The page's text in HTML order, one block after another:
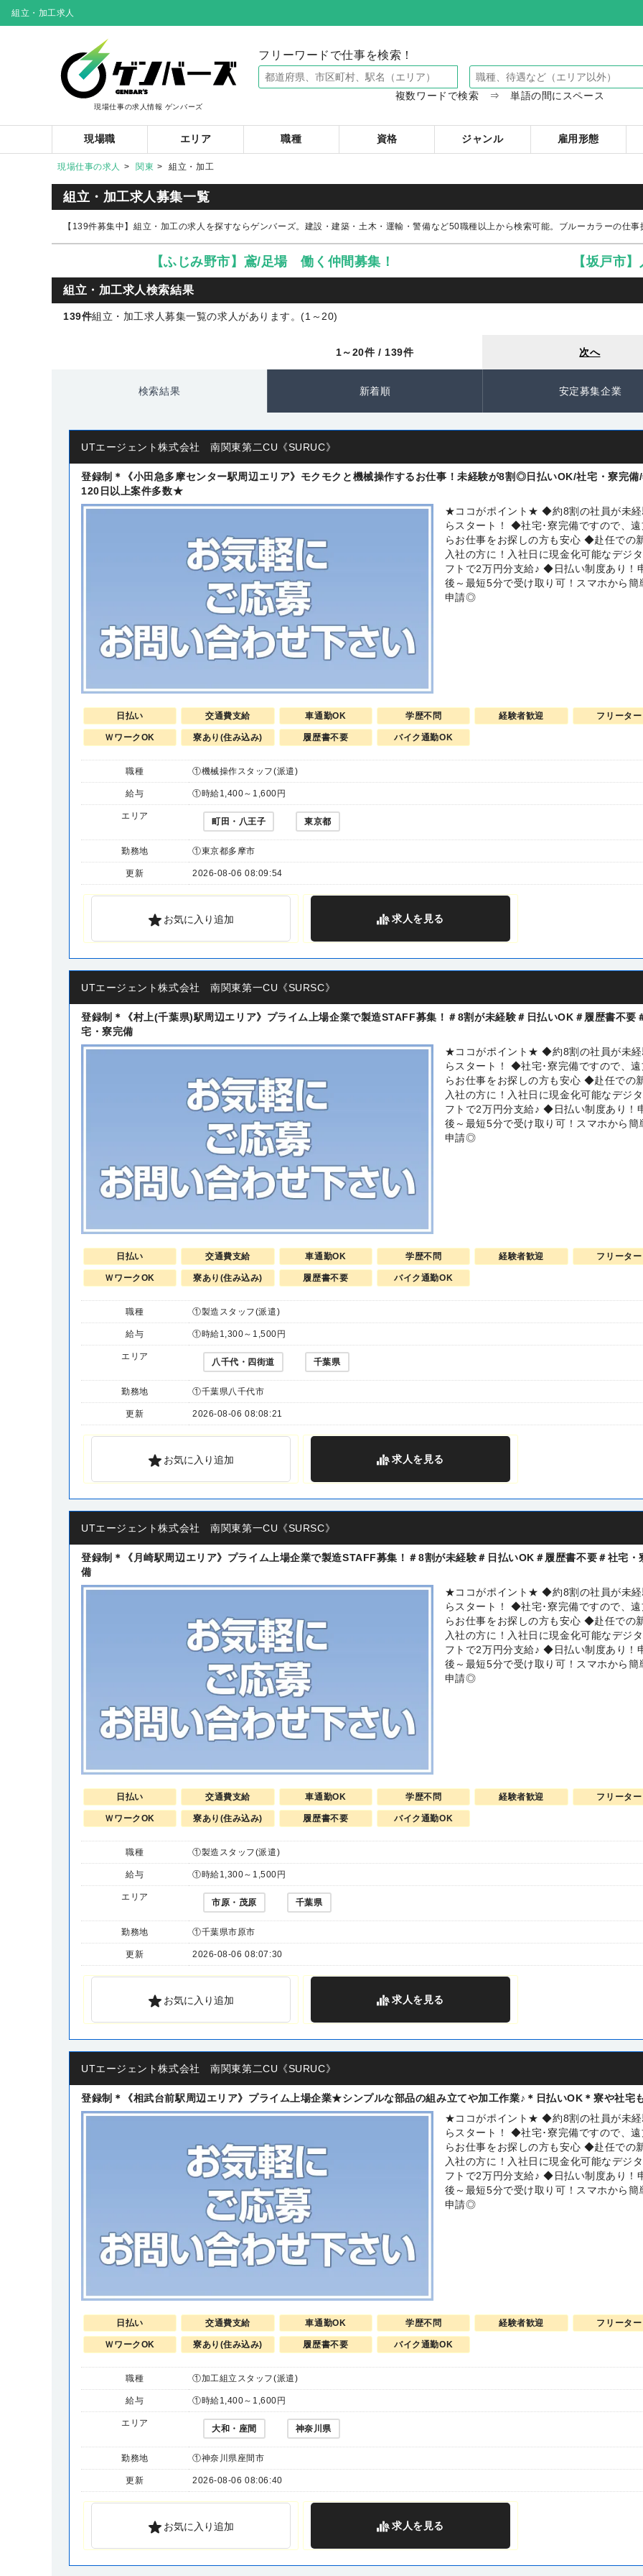
組立・加工求人
現場仕事の求人情報 ゲンバーズ
フリーワードで仕事を検索！
複数ワードで検索 ⇒ 単語の間にスペース
現場職 エリア 職種 資格 ジャンル 雇用形態
現場仕事の求人 関東 組立・加工
組立・加工求人募集一覧
【139件募集中】組立・加工の求人を探すならゲンバーズ。建設・建築・土木・運輸・警備など50職種以上から検索可能。ブルーカラーの仕
【ふじみ野市】鳶/足場 働く仲間募集！ 【坂戸市
組立・加工求人検索結果
139件組立・加工求人募集一覧の求人があります。(1～20)
1～20件 / 139件 次へ
検索結果 新着順 安定募集企業
UTエージェント株式会社 南関東第二CU《SURUC》
登録制＊《小田急多摩センター駅周辺エリア》モクモクと機械操作するお仕事！未経験が8割◎日払いOK/社宅・寮完備
120日以上案件多数★
★ココがポイント★ ◆約8割の社員が未経
らスタート！ ◆社宅･寮完備ですので、
らお仕事をお探しの方も安心 ◆赴任での
入社の方に！入社日に現金化可能なデジ
フトで2万円分支給♪ ◆日払い制度あり！
後～最短5分で受け取り可！スマホから簡
申請◎
日払い 交通費支給 車通勤OK 学歴不問 経験者歓迎 フリーター
ＷワークOK 寮あり(住み込み) 履歴書不要 バイク通勤OK
職種 ①機械操作スタッフ(派遣)
給与 ①時給1,400～1,600円
エリア
町田・八王子 東京都
勤務地 ①東京都多摩市
更新 2026-08-06 08:09:54
お気に入り追加 求人を見る
UTエージェント株式会社 南関東第一CU《SURSC》
登録制＊《村上(千葉県)駅周辺エリア》プライム上場企業で製造STAFF募集！＃8割が未経験＃日払いOK＃履歴書不要
宅・寮完備
★ココがポイント★ ◆約8割の社員が未経
らスタート！ ◆社宅･寮完備ですので、
らお仕事をお探しの方も安心 ◆赴任での
入社の方に！入社日に現金化可能なデジ
フトで2万円分支給♪ ◆日払い制度あり！
後～最短5分で受け取り可！スマホから簡
申請◎
日払い 交通費支給 車通勤OK 学歴不問 経験者歓迎 フリーター
ＷワークOK 寮あり(住み込み) 履歴書不要 バイク通勤OK
職種 ①製造スタッフ(派遣)
給与 ①時給1,300～1,500円
エリア
八千代・四街道 千葉県
勤務地 ①千葉県八千代市
更新 2026-08-06 08:08:21
お気に入り追加 求人を見る
UTエージェント株式会社 南関東第一CU《SURSC》
登録制＊《月崎駅周辺エリア》プライム上場企業で製造STAFF募集！＃8割が未経験＃日払いOK＃履歴書不要＃社宅・
備
★ココがポイント★ ◆約8割の社員が未経
らスタート！ ◆社宅･寮完備ですので、
らお仕事をお探しの方も安心 ◆赴任での
入社の方に！入社日に現金化可能なデジ
フトで2万円分支給♪ ◆日払い制度あり！
後～最短5分で受け取り可！スマホから簡
申請◎
日払い 交通費支給 車通勤OK 学歴不問 経験者歓迎 フリーター
ＷワークOK 寮あり(住み込み) 履歴書不要 バイク通勤OK
職種 ①製造スタッフ(派遣)
給与 ①時給1,300～1,500円
エリア
市原・茂原 千葉県
勤務地 ①千葉県市原市
更新 2026-08-06 08:07:30
お気に入り追加 求人を見る
UTエージェント株式会社 南関東第二CU《SURUC》
登録制＊《相武台前駅周辺エリア》プライム上場企業★シンプルな部品の組み立てや加工作業♪＊日払いOK＊寮や社宅
★ココがポイント★ ◆約8割の社員が未経
らスタート！ ◆社宅･寮完備ですので、
らお仕事をお探しの方も安心 ◆赴任での
入社の方に！入社日に現金化可能なデジ
フトで2万円分支給♪ ◆日払い制度あり！
後～最短5分で受け取り可！スマホから簡
申請◎
日払い 交通費支給 車通勤OK 学歴不問 経験者歓迎 フリーター
ＷワークOK 寮あり(住み込み) 履歴書不要 バイク通勤OK
職種 ①加工組立スタッフ(派遣)
給与 ①時給1,400～1,600円
エリア
大和・座間 神奈川県
勤務地 ①神奈川県座間市
更新 2026-08-06 08:06:40
お気に入り追加 求人を見る